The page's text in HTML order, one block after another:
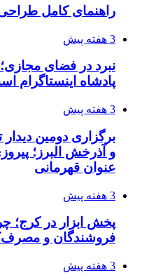
راهنمای کامل
3 هفته پیش
نبرد در فضای
پادشاه اینستاگرام
3 هفته پیش
برگزاری دومین
و آذرخش البرز؛
عنوان قهرمانی
3 هفته پیش
پخش ابزار در کرج؛
فروشندگان و
3 هفته پیش